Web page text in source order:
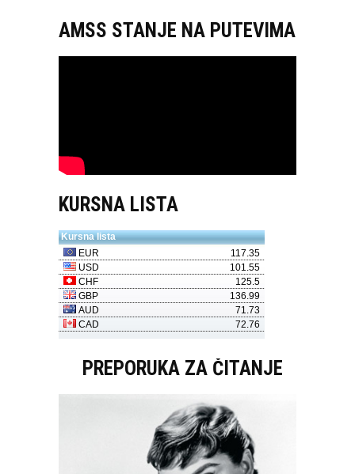
AMSS STANJE NA PUTEVIMA
KURSNA LISTA
PREPORUKA ZA ČITANJE